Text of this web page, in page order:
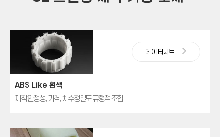
데이터시트
ABS Like 흰색 :
제작 안정성, 가격, 치수정밀도 규형적 조합